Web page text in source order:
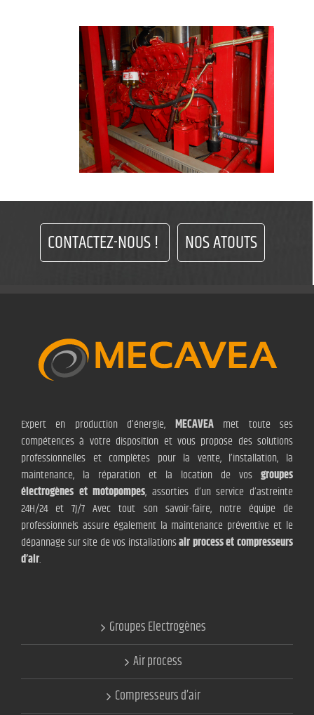
CONTACTEZ-NOUS ! NOS ATOUTS
Expert en production d’énergie, MECAVEAmet toute ses
compétences à votre disposition et vous propose des solutions
professionnelles et complètes pour la vente, l’installation, la
maintenance, la réparation et la location de vos groupes
électrogènes et motopompes, assorties d’un service d’astreinte
24H/24 et 7J/7 Avec tout son savoir-faire, notre équipe de
professionnels assure également la maintenance préventive et le
dépannage sur site de vos installationsair process et compresseurs
d’air.
Groupes Electrogènes
Air process
Compresseurs d’air